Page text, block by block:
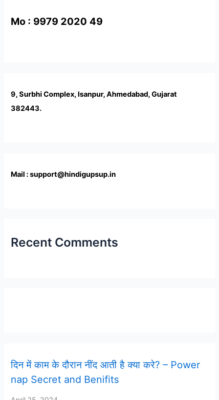
Mo : 9979 2020 49
9, Surbhi Complex, Isanpur, Ahmedabad, Gujarat
382443.
Mail : support@hindigupsup.in
Recent Comments
दिन में काम के दौरान नींद आती है क्या करे? – Power
nap Secret and Benifits